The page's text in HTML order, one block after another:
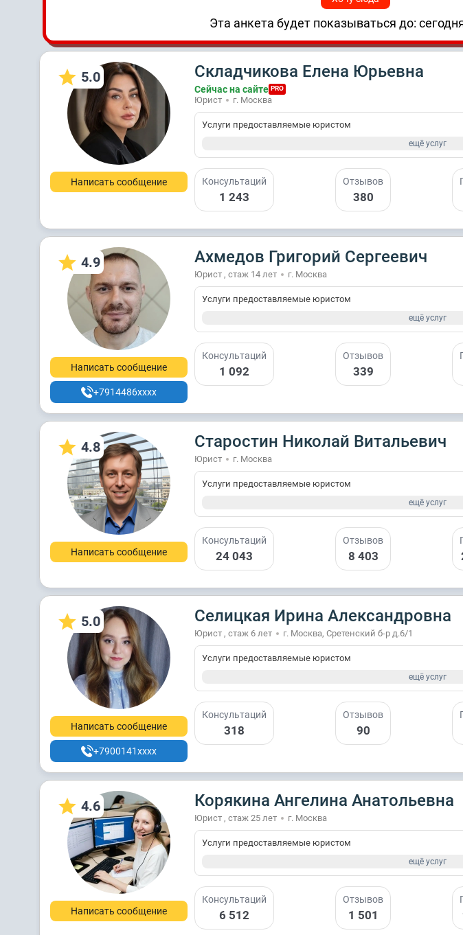
Эта анкета будет показываться до:
5.0
Написать сообщение
Складчикова Елена Юрьевна
Сейчас на сайте PRO
Юрист г. Москва
Услуги предоставляемые юристом
ещё услуг
Консультаций
1 243
Отзывов
380
4.9
Написать сообщение
+7914486xxxx
Ахмедов Григорий Сергеевич
Юрист , стаж 14 лет г. Москва
Услуги предоставляемые юристом
ещё услуг
Консультаций
1 092
Отзывов
339
4.8
Написать сообщение
Старостин Николай Витальевич
Юрист г. Москва
Услуги предоставляемые юристом
ещё услуг
Консультаций
24 043
Отзывов
8 403
5.0
Написать сообщение
+7900141xxxx
Селицкая Ирина Александровна
Юрист , стаж 6 лет г. Москва, Сретенский б-р д.6/1
Услуги предоставляемые юристом
ещё услуг
Консультаций
318
Отзывов
90
4.6
Написать сообщение
Корякина Ангелина Анатольевна
Юрист , стаж 25 лет г. Москва
Услуги предоставляемые юристом
ещё услуг
Консультаций
6 512
Отзывов
1 501